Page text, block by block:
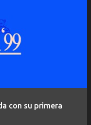
con su primera